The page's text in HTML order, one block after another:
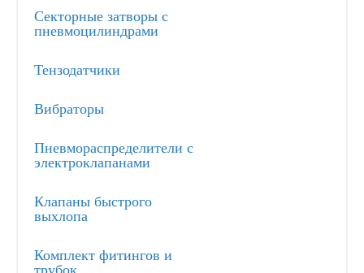
Секторные затворы с
пневмоцилиндрами
Тензодатчики
Вибраторы
Пневмораспределители с
электроклапанами
Клапаны быстрого
выхлопа
Комплект фитингов и
трубок